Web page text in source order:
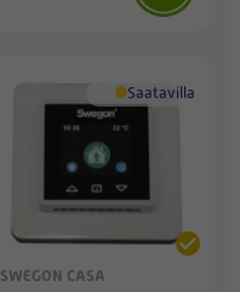
Saatavilla
SWEGON CASA